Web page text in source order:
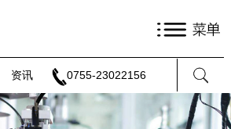
资讯 0755-23022156